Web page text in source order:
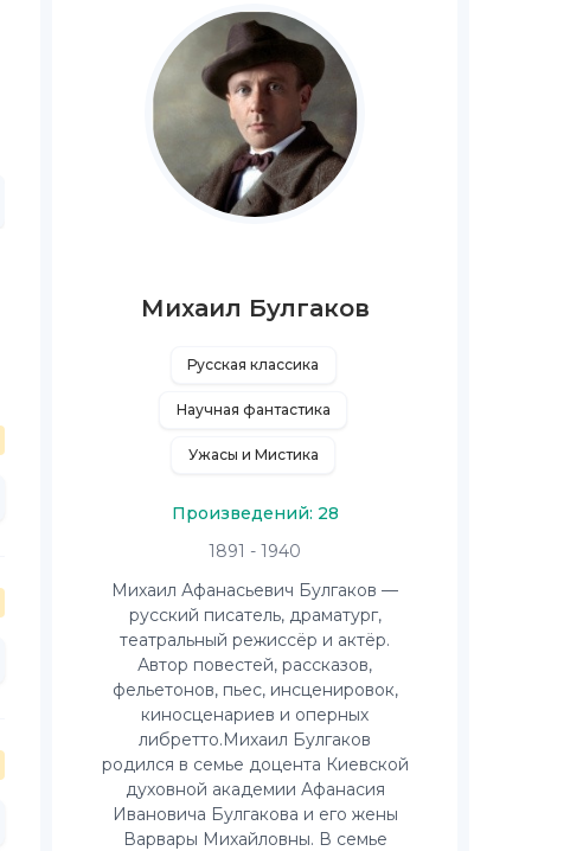
Михаил Булгаков
Русская классика
Научная фантастика
Ужасы и Мистика
Произведений: 28
1891 - 1940
Михаил Афанасьевич Булгаков —
русский писатель, драматург,
театральный режиссёр и актёр.
Автор повестей, рассказов,
фельетонов, пьес, инсценировок,
киносценариев и оперных
либретто.Михаил Булгаков
родился в семье доцента Киевской
духовной академии Афанасия
Ивановича Булгакова и его жены
Варвары Михайловны. В семье